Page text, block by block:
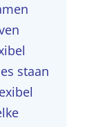
staan